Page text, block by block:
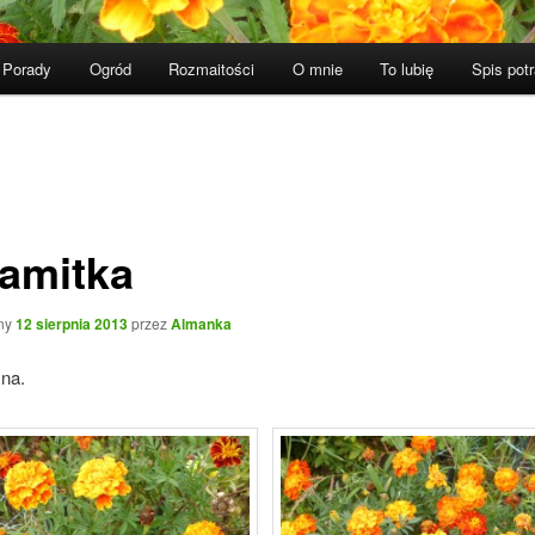
Porady Ogród Rozmaitości O mnie To lubię Spis
12 sierpnia 2013przezAlmanka